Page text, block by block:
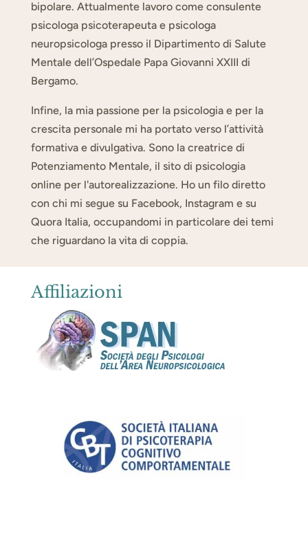
bipolare. Attualmente lavoro come consulente
psicologa psicoterapeuta e psicologa
neuropsicologa presso il Dipartimento di Salute
Mentale dell’Ospedale Papa Giovanni XXIII di
Bergamo.
Infine, la mia passione per la psicologia e per la
crescita personale mi ha portato verso l’attività
formativa e divulgativa. Sono la creatrice di
Potenziamento Mentale, il sito di psicologia
online per l'autorealizzazione. Ho un filo diretto
con chi mi segue su Facebook, Instagram e su
Quora Italia, occupandomi in particolare dei temi
che riguardano la vita di coppia.
Affiliazioni